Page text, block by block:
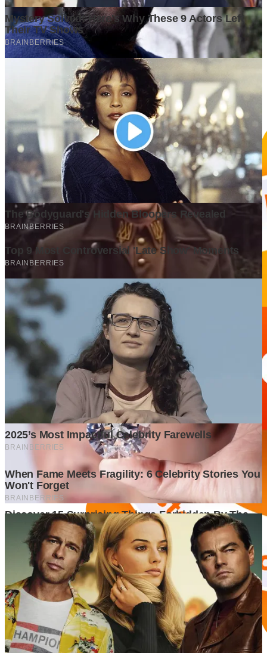
GrapadiNews
©2026 GrapadiNews. All rights reserved.